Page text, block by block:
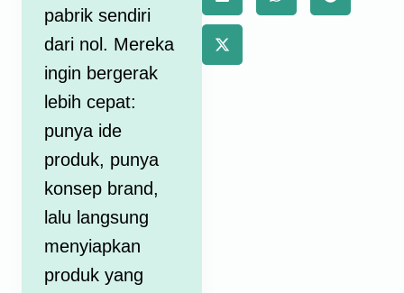
pabrik sendiri
dari nol. Mereka
ingin bergerak
lebih cepat:
punya ide
produk, punya
konsep brand,
lalu langsung
menyiapkan
produk yang